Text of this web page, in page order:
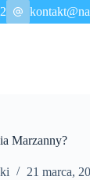
Marzanny?
21 marca,